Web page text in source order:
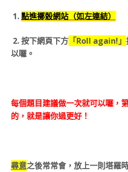
1.點進擲骰網站（如左連結）
2. 按下網頁下方「Roll again!」
以囉。
每個題目建議做一次就可以囉，
的，就是讓你過更好！
尋意之後常常會，放上一則塔羅